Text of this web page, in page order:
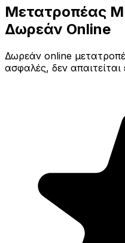
Μετατροπέας
Δωρεάν Online
Δωρεάν online
ασφαλές, δεν